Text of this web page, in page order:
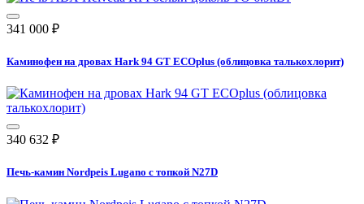
341 000 ₽
Каминофен на дровах Hark 94 GT ECOplus (облицовка талькохлорит)
340 632 ₽
Печь-камин Nordpeis Lugano с топкой N27D